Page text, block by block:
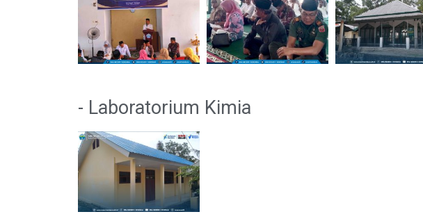
- Laboratorium Kimia